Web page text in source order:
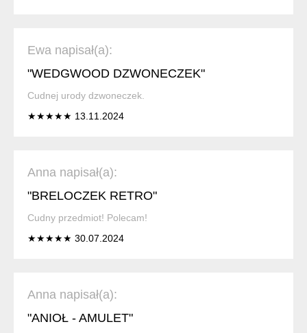
Ewa napisał(a):
"WEDGWOOD DZWONECZEK"
Cudnej urody dzwoneczek.
★★★★★ 13.11.2024
Anna napisał(a):
"BRELOCZEK RETRO"
Cudny przedmiot! Polecam!
★★★★★ 30.07.2024
Anna napisał(a):
"ANIOŁ - AMULET"